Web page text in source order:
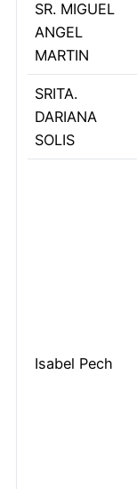
SR. MIGUEL
ANGEL
MARTIN
SRITA.
DARIANA
SOLIS
Isabel Pech